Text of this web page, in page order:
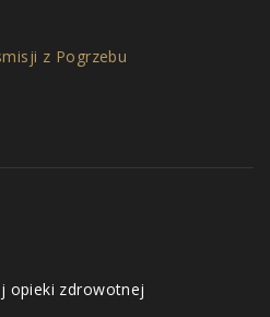
z Pogrzebu
opieki zdrowotnej